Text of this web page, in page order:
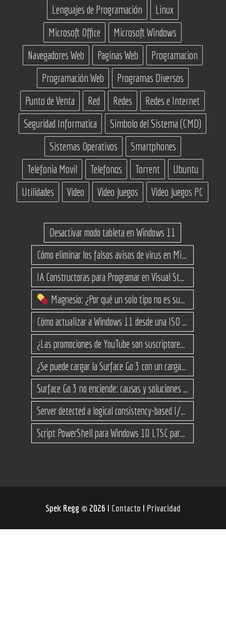
Lenguajes de Programación
Linux
Microsoft Office
Microsoft Windows
Navegadores Web
Paginas Web
Programacion
Programación Web
Programas Diversos
Punto de Venta
Red Redes
Redes e Internet
Seguridad Informatica
Simbolo del Sistema (CMD)
Sistemas Operativos
Smartphones
Telefonia Movil
Telefonos Torrent
Ubuntu
Utilidades
Video Video Juegos Video Juegos PC
Desactivar modo tableta en Windows 11
Cómo eliminar los falsos avisos de virus en Microsoft Edge
IA Constructoras para Programar en Visual Studio con C#
Magnesio: ¿Por qué un solo tipo no es suficiente? (Guía de variantes)
Cómo actualizar a Windows 11 desde una ISO en equipos no compatibles
¿Las promociones de YouTube son suscriptores reales o bots? Esta es la Verdad
¿Se puede cargar la Surface Go 3 con un cargador USB-C de teléfono?
Surface Go 3 no enciende: causas y soluciones paso a paso para que arranque
Server detected a logical consistency-based I/O error: incorrect pageid
Script PowerShell para Windows 10 LTSC para recuperar espacio
Spek Regg © 2026 I Contacto I Privacidad